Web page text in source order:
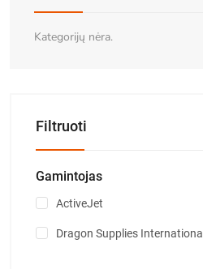
Kategorijų nėra.
Filtruoti
Gamintojas
ActiveJet
Dragon Supplies International